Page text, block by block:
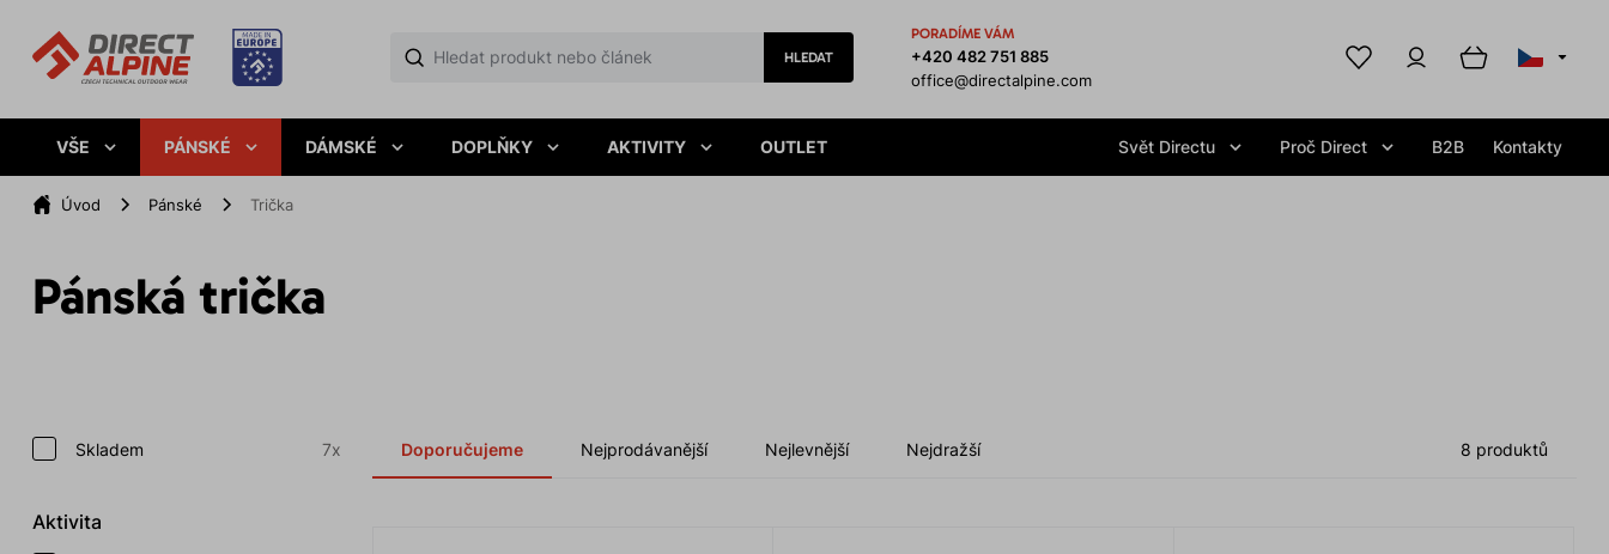
HLEDAT
PORADÍME VÁM
+420 482 751 885
office@directalpine.com
VŠE PÁNSKÉ DÁMSKÉ DOPLŇKY AKTIVITY OUTLET Svět Directu Proč Direct B2B Kontakty
Úvod Pánské Trička
Pánská trička
Skladem 7x
Aktivita
Doporučujeme Nejprodávanější Nejlevnější Nejdražší 8 produktů